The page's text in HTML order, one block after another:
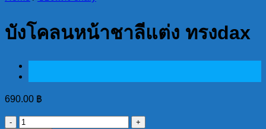
บังโคลนหน้าชาลีแต่ง ทรงdax
690.00 ฿
บังโคลน